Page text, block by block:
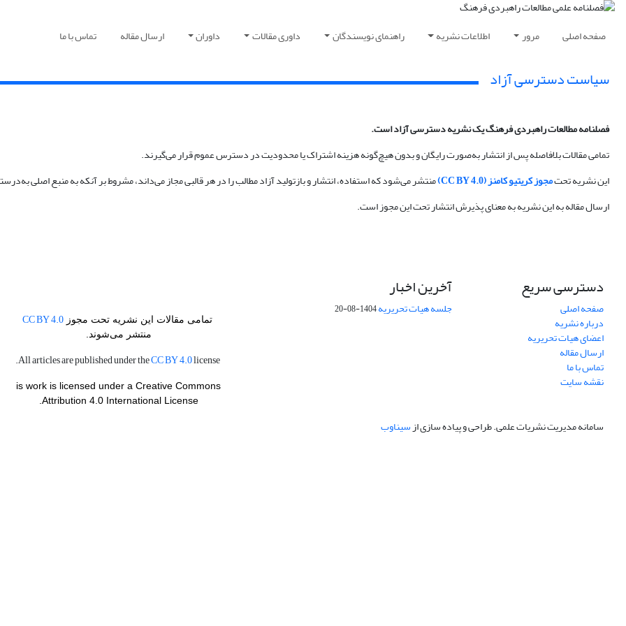
صفحه اصلی مرور اطلاعات نشریه راهنمای نویسندگان داوری مقالات داوران ارسال مقاله تماس با ما
سیاست دسترسی آزاد
فصلنامه مطالعات راهبردی فرهنگ یک نشریه دسترسی آزاد است.
تمامی مقالات بلافاصله پس از انتشار به‌صورت رایگان و بدون هیچ‌گونه هزینه اشتراک یا محدودیت در دسترس عموم قرار می‌گیرند.
این نشریه تحتمجوز کریتیو کامنز (CC BY 4.0)
منتشر می‌شود که استفاده، انتشار و بازتولید آزاد مطالب را در هر قالبی مجاز می‌داند، مشروط بر آنکه به منبع اصلی
ارسال مقاله به این نشریه به معنای پذیرش انتشار تحت این مجوز است.
دسترسی سریع
صفحه اصلی
درباره نشریه
اعضای هیات تحریریه
ارسال مقاله
تماس با ما
نقشه سایت
آخرین اخبار
جلسه هیات تحریریه1404-08-20
تمامی مقالات این نشریه تحت مجوزCC BY 4.0
منتشر می‌شوند.
CC BY 4.0license.
is work is licensed under a Creative Commons
Attribution 4.0 International License.
سامانه مدیریت نشریات علمی.طراحی و پیاده سازی ازسیناوب